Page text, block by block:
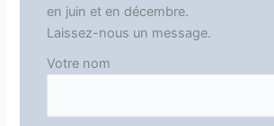
en juin et en décembre.
Laissez-nous un message.
Votre nom